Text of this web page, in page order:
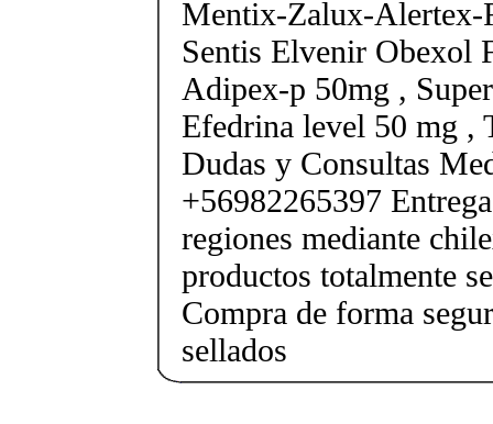
Mentix-Zalux-Alertex-
Sentis Elvenir Obexol
Adipex-p 50mg ,
Efedrina level 50 mg ,
Dudas y Consultas
+56982265397
regiones mediante
productos totalmente
Compra de forma
sellados